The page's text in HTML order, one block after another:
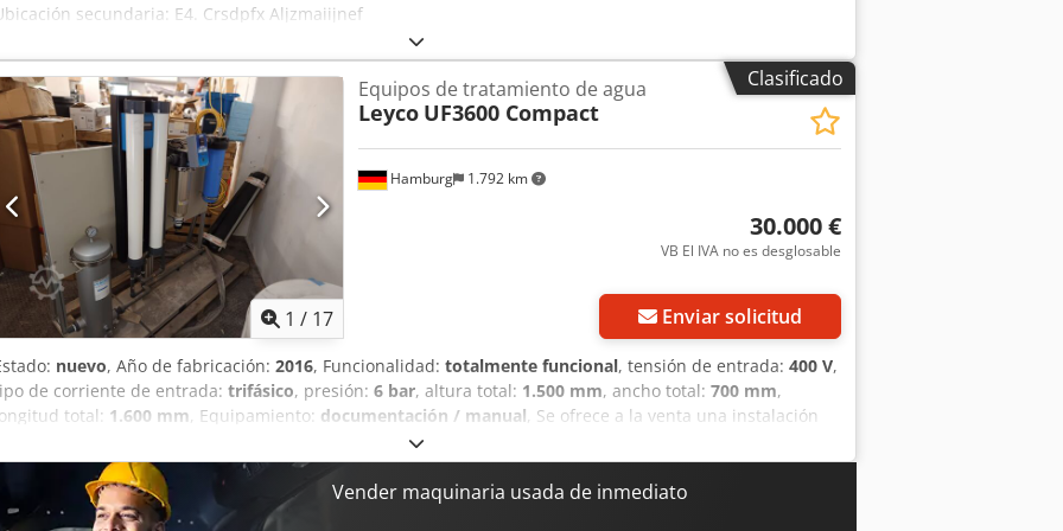
secundaria: E4. Crsdpfx Aljzmaiijnef
Clasificado
1 / 17
Hamburg 1.792 km
Equipos de tratamiento de agua
Leyco UF3600 Compact
30.000 €
VB El IVA no es desglosable
Enviar solicitud
nuevo, Año de fabricación: 2016, Funcionalidad: totalmente funcional, tensión de entrada: 400 V,
de corriente de entrada: trifásico, presión: 6 bar, altura total: 1.500 mm, ancho total: 700 mm,
total: 1.600 mm, Equipamiento: documentación / manual, Se ofrece a la venta una instalación
que se encuentra en su embalaje original en el almacén. La instalación nunca ha estado en
Únicamente se ha retirado la bomba Grundfos original y se ha sustituido por una bomba
de repuesto nueva. El estado general de la instalación corresponde, por lo demás, al estado de entrega
original. La instalación comprende: Sistema de ablandamiento de agua Prefiltro Sistema de ultrafiltración
Vender maquinaria usada de inmediato